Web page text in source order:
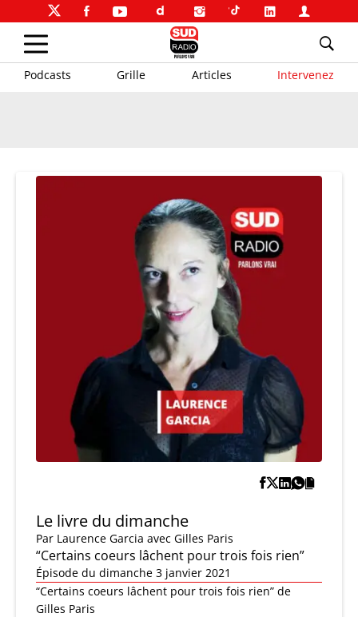
Podcasts Grille Articles Intervenez
Le livre du dimanche
Par Laurence Garcia avec Gilles Paris
“Certains coeurs lâchent pour trois fois rien”
Épisode du dimanche 3 janvier 2021
“Certains coeurs lâchent pour trois fois rien” de
Gilles Paris